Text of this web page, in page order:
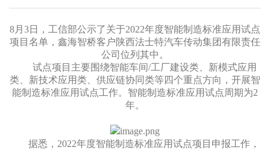
解决方案
客户案例
资讯动态
8月3日，工信部公示了关于2022年度智能制造标准应用试点
项目名单，鑫海智桥客户陕西法士特汽车传动集团有限责任
公司位列其中。
试点项目主要围绕智能车间/工厂建设类、新模式应用
类、新技术应用类、供应链协同类等四个重点方向，开展智
能制造标准应用试点工作。智能制造标准应用试点周期为2
年。
据悉，2022年度智能制造标准应用试点项目申报工作，
详情致电 400-107-7178